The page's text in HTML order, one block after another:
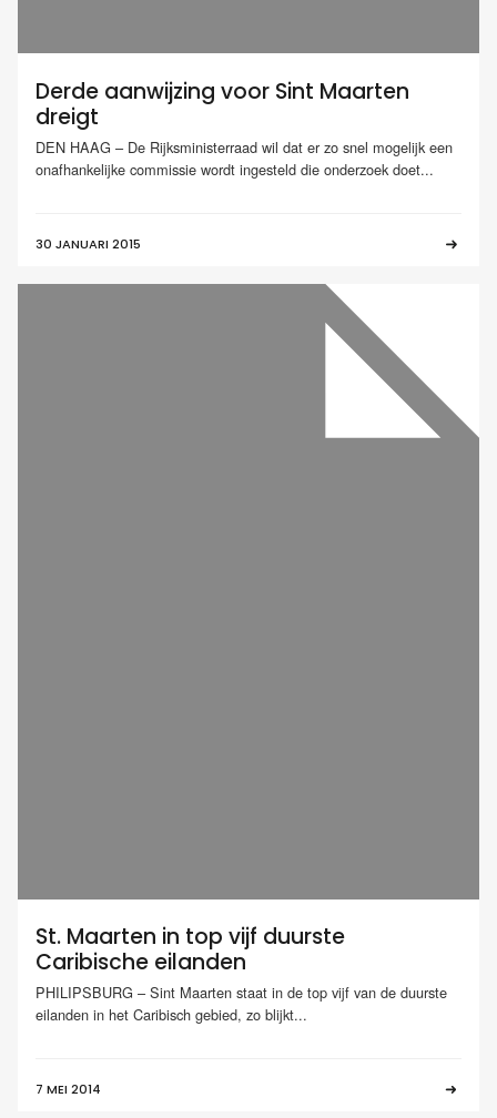
Derde aanwijzing voor Sint Maarten
dreigt
DEN HAAG – De Rijksministerraad wil dat er zo snel mogelijk een
onafhankelijke commissie wordt ingesteld die onderzoek doet...
30 JANUARI 2015
St. Maarten in top vijf duurste
Caribische eilanden
PHILIPSBURG – Sint Maarten staat in de top vijf van de duurste
eilanden in het Caribisch gebied, zo blijkt...
7 MEI 2014